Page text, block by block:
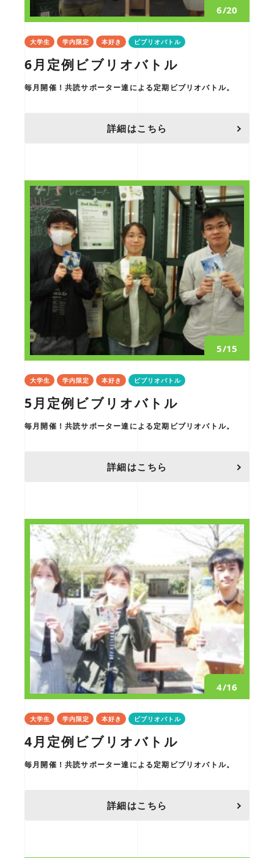
6/20
大学生 学内限定 本好き ビブリオバトル
6月定例ビブリオバトル
毎月開催！共読サポーター達による定期ビブリオバトル。
詳細はこちら
5/15
大学生 学内限定 本好き ビブリオバトル
5月定例ビブリオバトル
毎月開催！共読サポーター達による定期ビブリオバトル。
詳細はこちら
4/16
大学生 学内限定 本好き ビブリオバトル
4月定例ビブリオバトル
毎月開催！共読サポーター達による定期ビブリオバトル。
詳細はこちら